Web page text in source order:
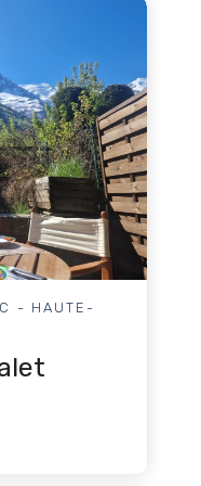
- HAUTE-